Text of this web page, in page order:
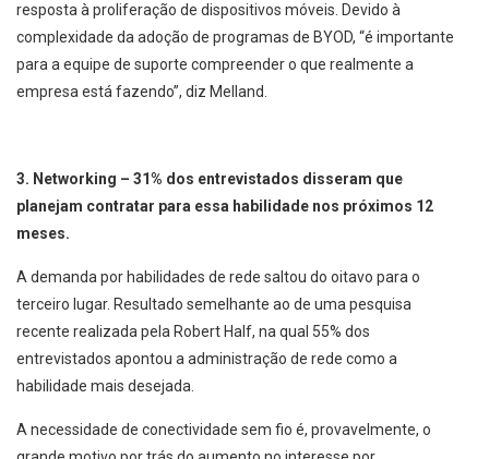
resposta à proliferação de dispositivos móveis. Devido à
complexidade da adoção de programas de BYOD, “é importante
para a equipe de suporte compreender o que realmente a
empresa está fazendo”, diz Melland.
3. Networking – 31% dos entrevistados disseram que
planejam contratar para essa habilidade nos próximos 12
meses.
A demanda por habilidades de rede saltou do oitavo para o
terceiro lugar. Resultado semelhante ao de uma pesquisa
recente realizada pela Robert Half, na qual 55% dos
entrevistados apontou a administração de rede como a
habilidade mais desejada.
A necessidade de conectividade sem fio é, provavelmente, o